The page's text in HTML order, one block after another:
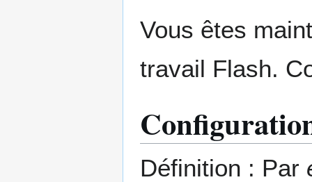
Vous êtes
travail Flash.
Définition : Par